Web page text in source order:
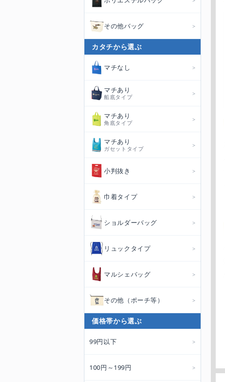
その他バッグ
カタチから選ぶ
マチなし
マチあり
船底タイプ
マチあり
角底タイプ
マチあり
ガセットタイプ
小判抜き
巾着タイプ
ショルダーバッグ
リュックタイプ
マルシェバッグ
その他（ポーチ等）
価格帯から選ぶ
99円以下
100円～199円